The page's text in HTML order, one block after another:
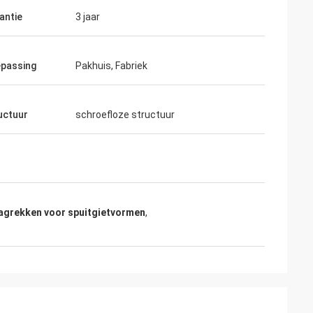
3 jaar
Pakhuis, Fabriek
schroefloze structuur
voor spuitgietvormen,